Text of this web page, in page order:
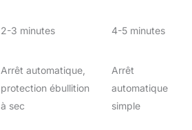
2-3 minutes 4-5 minutes
Arrêt automatique,
protection ébullition
à sec
Arrêt
automatique
simple